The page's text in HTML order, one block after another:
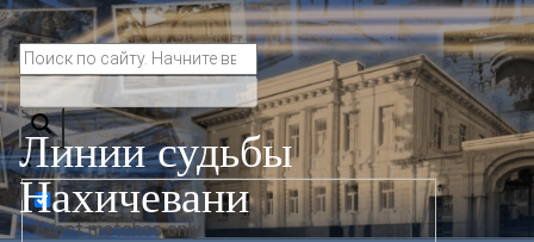
Линии судьбы
Нахичевани
Exact matches only